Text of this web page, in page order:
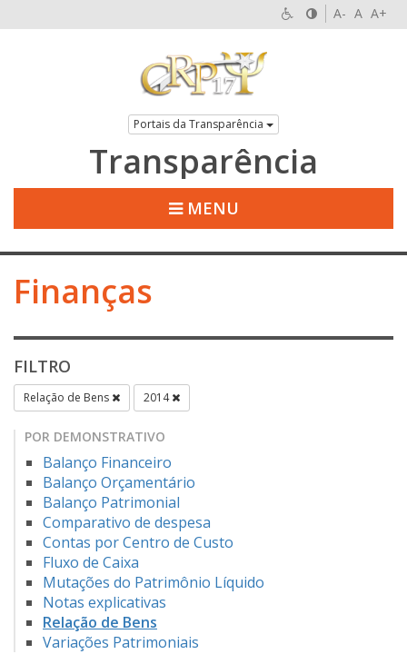
A- A A+
Portais da Transparência
Transparência
MENU
Finanças
FILTRO
Relação de Bens 2014
POR DEMONSTRATIVO
Balanço Financeiro
Balanço Orçamentário
Balanço Patrimonial
Comparativo de despesa
Contas por Centro de Custo
Fluxo de Caixa
Mutações do Patrimônio Líquido
Notas explicativas
Relação de Bens
Variações Patrimoniais